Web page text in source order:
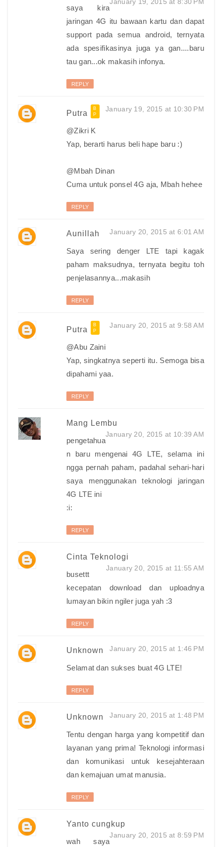
saya kira
jaringan 4G itu bawaan kartu dan dapat
support pada semua android, ternyata
ada spesifikasinya juga ya gan....baru
tau gan...ok makasih infonya.
REPLY
Putra January 19, 2015 at 10:30 PM
@Zikri K
Yap, berarti harus beli hape baru :)
@Mbah Dinan
Cuma untuk ponsel 4G aja, Mbah hehee
REPLY
Aunillah January 20, 2015 at 6:01 AM
Saya sering denger LTE tapi kagak
paham maksudnya, ternyata begitu toh
penjelasannya...makasih
REPLY
Putra January 20, 2015 at 9:58 AM
@Abu Zaini
Yap, singkatnya seperti itu. Semoga bisa
dipahami yaa.
REPLY
Mang Lembu
January 20, 2015 at 10:39 AM
pengetahua
n baru mengenai 4G LTE, selama ini
ngga pernah paham, padahal sehari-hari
saya menggunakan teknologi jaringan
4G LTE ini
:i:
REPLY
Cinta Teknologi
January 20, 2015 at 11:55 AM
busettt
kecepatan download dan uploadnya
lumayan bikin ngiler juga yah :3
REPLY
Unknown January 20, 2015 at 1:46 PM
Selamat dan sukses buat 4G LTE!
REPLY
Unknown January 20, 2015 at 1:48 PM
Tentu dengan harga yang kompetitif dan
layanan yang prima! Teknologi informasi
dan komunikasi untuk kesejahteraan
dan kemajuan umat manusia.
REPLY
Yanto cungkup
January 20, 2015 at 8:59 PM
wah saya